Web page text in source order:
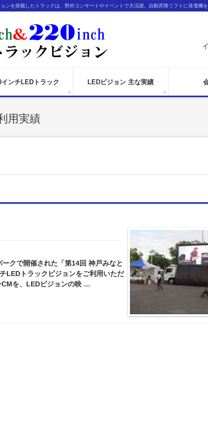
ンを搭載したトラックは、野外コンサートやイベントで大活躍。自動昇降リフトに発電機
インチLEDトラック LEDビジョン 主な実績
用実績
クで開催された「第14回 神戸みなと
LEDトラックビジョンをご利用いただ
CMを、LEDビジョンの映 …